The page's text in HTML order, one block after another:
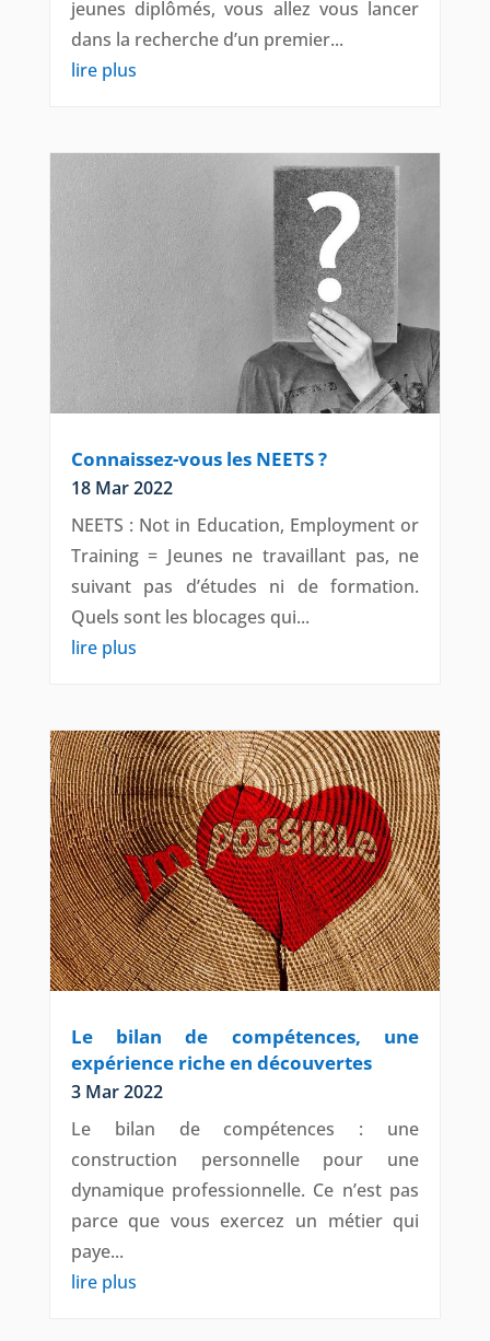
jeunes diplômés, vous allez vous lancer
dans la recherche d’un premier...
lire plus
Connaissez-vous les NEETS ?
18 Mar 2022
NEETS : Not in Education, Employment or
Training = Jeunes ne travaillant pas, ne
suivant pas d’études ni de formation.
Quels sont les blocages qui...
lire plus
Le bilan de compétences, une
expérience riche en découvertes
3 Mar 2022
Le bilan de compétences : une
construction personnelle pour une
dynamique professionnelle. Ce n’est pas
parce que vous exercez un métier qui
paye...
lire plus